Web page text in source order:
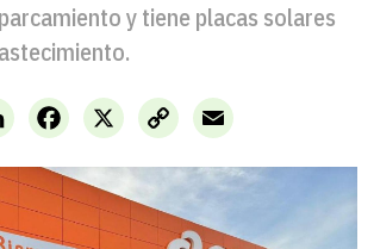
y tiene placas solares
LinkedIn X
Facebook
Copy
Link
Email